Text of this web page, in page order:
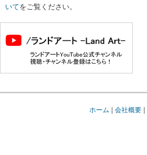
いてをご覧ください。
ホーム | 会社概要|